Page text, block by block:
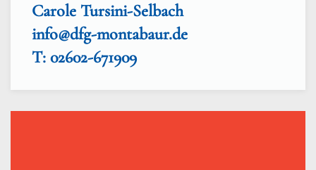
Carole Tursini-Selbach
info@dfg-montabaur.de
T: 02602-671909